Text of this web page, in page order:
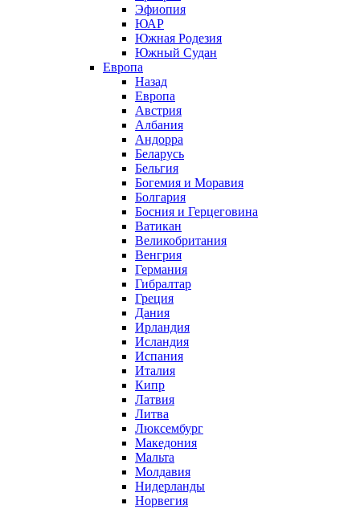
Эфиопия
ЮАР
Южная Родезия
Южный Судан
Европа
Назад
Европа
Австрия
Албания
Андорра
Беларусь
Бельгия
Богемия и Моравия
Болгария
Босния и Герцеговина
Ватикан
Великобритания
Венгрия
Германия
Гибралтар
Греция
Дания
Ирландия
Исландия
Испания
Италия
Кипр
Латвия
Литва
Люксембург
Македония
Мальта
Молдавия
Нидерланды
Норвегия